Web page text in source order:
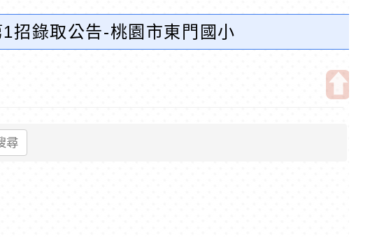
招錄取公告-桃園市東門國小
尋